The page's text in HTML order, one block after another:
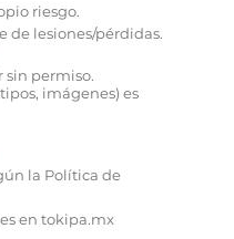
riesgo.
de lesiones/pérdidas.
sin permiso.
imágenes) es
la Política de
en tokipa.mx